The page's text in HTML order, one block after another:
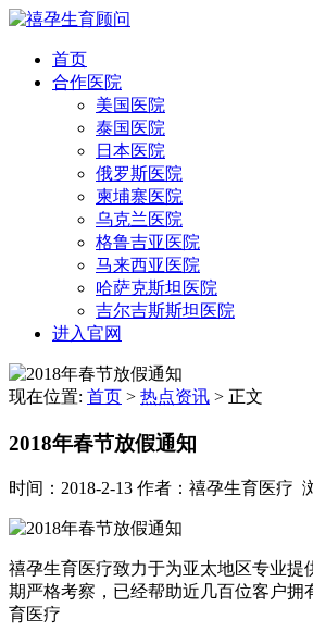
首页
合作医院
美国医院
泰国医院
日本医院
俄罗斯医院
柬埔寨医院
乌克兰医院
格鲁吉亚医院
马来西亚医院
哈萨克斯坦医院
吉尔吉斯斯坦医院
进入官网
现在位置: 首页 > 热点资讯 > 正文
2018年春节放假通知
时间：2018-2-13 作者：禧孕生育医疗
禧孕生育医疗致力于为亚太地区专业
期严格考察，已经帮助近几百位客户
育医疗